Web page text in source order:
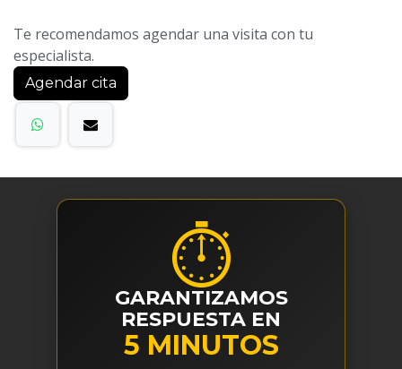
Te recomendamos agendar una visita con tu
especialista.
Agendar cita
⏱
GARANTIZAMOS
RESPUESTA EN
5 MINUTOS